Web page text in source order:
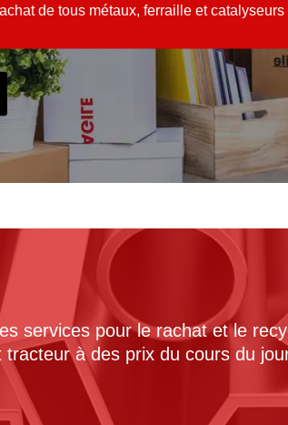
de tous métaux, ferraille et catalyseurs
services pour le rachat et le
tracteur à des prix du cours du